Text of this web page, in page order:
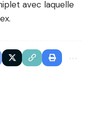
avec laquelle